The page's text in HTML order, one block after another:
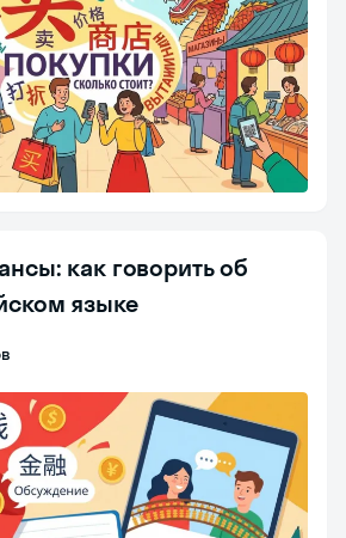
как говорить об
языке